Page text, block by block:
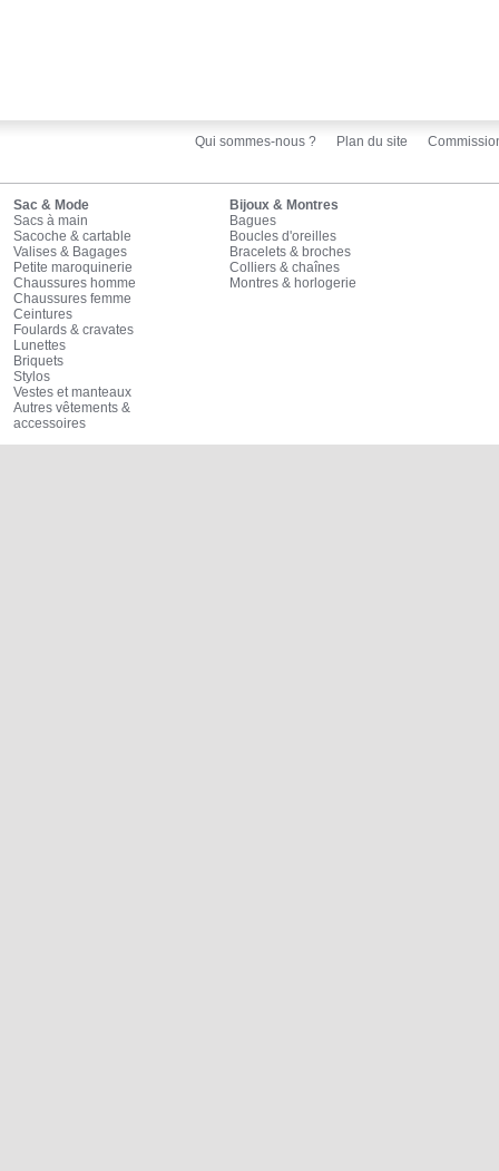
Qui sommes-nous ? Plan du site
Sac & Mode
Sacs à main
Sacoche & cartable
Valises & Bagages
Petite maroquinerie
Chaussures homme
Chaussures femme
Ceintures
Foulards & cravates
Lunettes
Briquets
Stylos
Vestes et manteaux
Autres vêtements &
accessoires
Bijoux & Montres
Bagues
Boucles d'oreilles
Bracelets & broches
Colliers & chaînes
Montres & horlogerie